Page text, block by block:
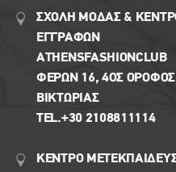
ΣΧΟΛΗ ΜΟΔΑΣ &
ΕΓΓΡΑΦΩΝ
ΑTHENSFASHIONCLUB
ΦΕΡΏΝ 16, 4ΟΣ ΟΡΟΦΟΣ
ΒΙΚΤΩΡΊΑΣ
TEL.+30 2108811114
ΚΕΝΤΡΟ